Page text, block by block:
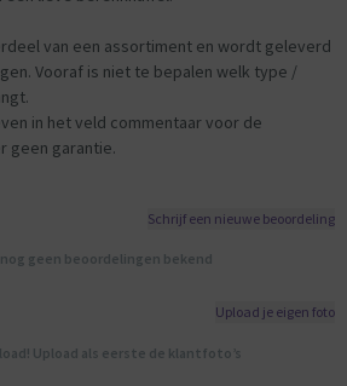
van een assortiment en wordt geleverd
Vooraf is niet te bepalen welk type /
in het veld commentaar voor de
geen garantie.
Schrijf een nieuwe beoordeling
geen beoordelingen bekend
Upload je eigen foto
Upload als eerste de klantfoto’s